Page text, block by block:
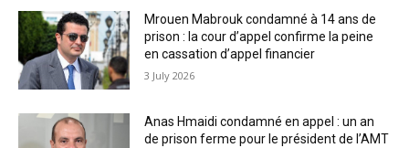
Mrouen Mabrouk condamné à 14 ans de
prison : la cour d’appel confirme la peine
en cassation d’appel financier
3 July 2026
Anas Hmaidi condamné en appel : un an
de prison ferme pour le président de l’AMT